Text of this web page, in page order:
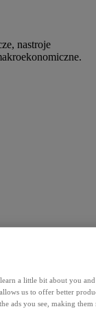
nastroje
a little bit about you
us to offer better
ads you see, making